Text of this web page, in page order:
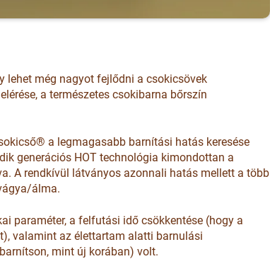
lehet még nagyot fejlődni a csokicsövek
a természetes csokibarna bőrszín
a legmagasabb barnítási hatás keresése
generációs HOT technológia kimondottan a
A rendkívül látványos azonnali hatás mellett a több
álma.
paraméter, a felfutási idő csökkentése (hogy a
valamint az élettartam alatti barnulási
mint új korában) volt.